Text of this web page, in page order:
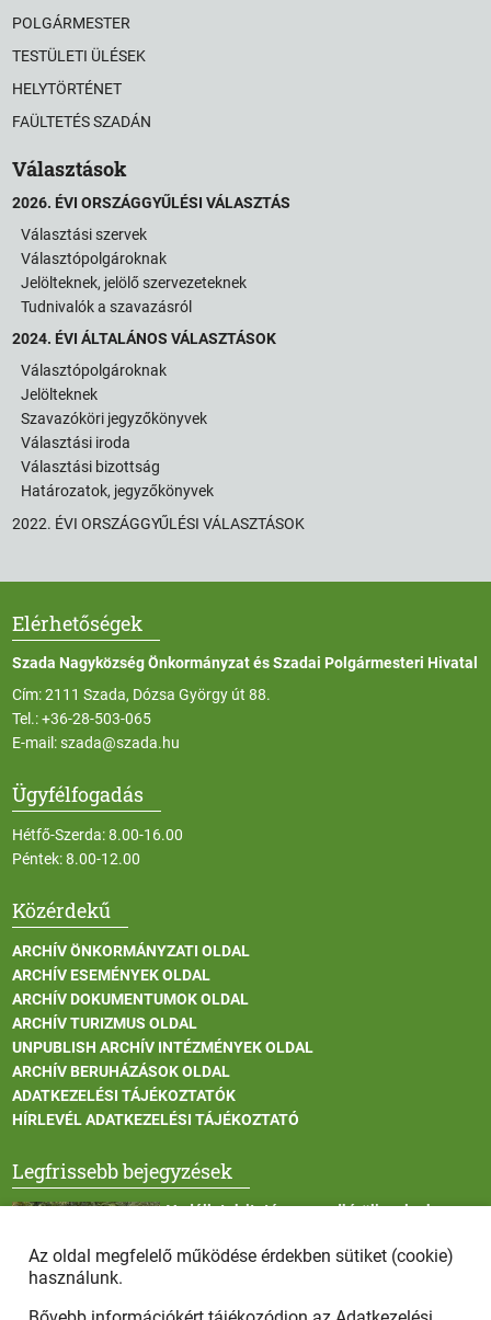
POLGÁRMESTER
TESTÜLETI ÜLÉSEK
HELYTÖRTÉNET
FAÜLTETÉS SZADÁN
Választások
2026. ÉVI ORSZÁGGYŰLÉSI VÁLASZTÁS
Választási szervek
Választópolgároknak
Jelölteknek, jelölő szervezeteknek
Tudnivalók a szavazásról
2024. ÉVI ÁLTALÁNOS VÁLASZTÁSOK
Választópolgároknak
Jelölteknek
Szavazóköri jegyzőkönyvek
Választási iroda
Választási bizottság
Határozatok, jegyzőkönyvek
2022. ÉVI ORSZÁGGYŰLÉSI VÁLASZTÁSOK
Elérhetőségek
Szada Nagyközség Önkormányzat és Szadai Polgármesteri Hivatal
Cím: 2111 Szada, Dózsa György út 88.
Tel.:+36-28-503-065
E-mail:szada@szada.hu
Ügyfélfogadás
Hétfő-Szerda: 8.00-16.00
Péntek: 8.00-12.00
Közérdekű
ARCHÍV ÖNKORMÁNYZATI OLDAL
ARCHÍV ESEMÉNYEK OLDAL
ARCHÍV DOKUMENTUMOK OLDAL
ARCHÍV TURIZMUS OLDAL
UNPUBLISH ARCHÍV INTÉZMÉNYEK OLDAL
ARCHÍV BERUHÁZÁSOK OLDAL
ADATKEZELÉSI TÁJÉKOZTATÓK
HÍRLEVÉL ADATKEZELÉSI TÁJÉKOZTATÓ
Legfrissebb bejegyzések
Vadállatok itatása a rendkívüli melegben
Az oldal megfelelő működése érdekben sütiket (cookie)
használunk.